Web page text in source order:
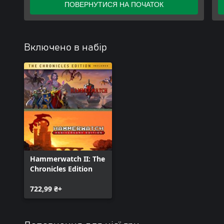
ПОВЕРНУТИСЯ НА ПОЧАТОК
Включено в набір
Hammerwatch II: The
Chronicles Edition
722,99 ₴+